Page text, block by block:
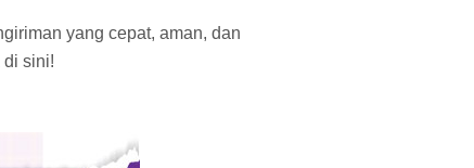
yang cepat, aman, dan
di sini!